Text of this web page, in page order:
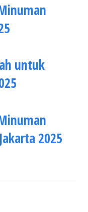
untuk
2025